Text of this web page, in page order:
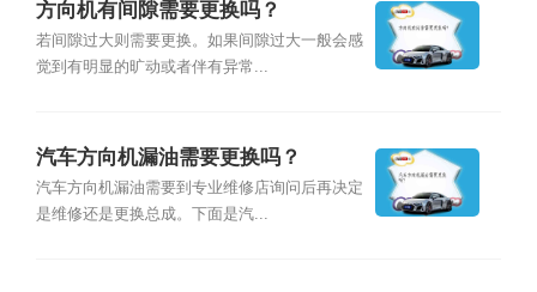
方向机有间隙需要更换吗？
若间隙过大则需要更换。如果间隙过大一般会感
觉到有明显的旷动或者伴有异常...
汽车方向机漏油需要更换吗？
汽车方向机漏油需要到专业维修店询问后再决定
是维修还是更换总成。下面是汽...